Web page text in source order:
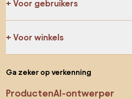
Voor gebruikers
Voor winkels
Ga zeker op verkenning
ProductenAI-ontwerper